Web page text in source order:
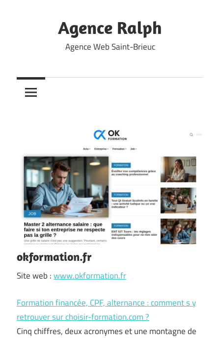
Agence Ralph
Agence Web Saint-Brieuc
okformation.fr
Site web :www.okformation.fr
Formation financée, CPF, alternance : comment s y
retrouver sur choisir-formation.com ?
Cinq chiffres, deux acronymes et une montagne de